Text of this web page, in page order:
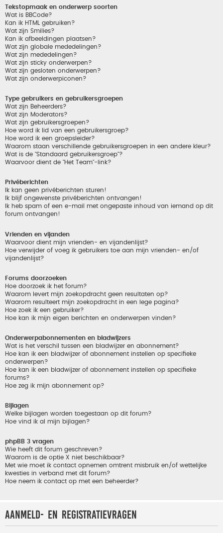
Tekstopmaak en onderwerp soorten
Wat is BBCode?
Kan ik HTML gebruiken?
Wat zijn Smilies?
Kan ik afbeeldingen plaatsen?
Wat zijn globale mededelingen?
Wat zijn mededelingen?
Wat zijn sticky onderwerpen?
Wat zijn gesloten onderwerpen?
Wat zijn onderwerpiconen?
Type gebruikers en gebruikersgroepen
Wat zijn Beheerders?
Wat zijn Moderators?
Wat zijn gebruikersgroepen?
Hoe word ik lid van een gebruikersgroep?
Hoe word ik een groepsleider?
Waarom staan verschillende gebruikersgroepen in een andere kleur?
Wat is de "Standaard gebruikersgroep"?
Waarvoor dient de "Het Team"-link?
Privéberichten
Ik kan geen privéberichten sturen!
Ik blijf ongewenste privéberichten ontvangen!
Ik heb spam of een e-mail met ongepaste inhoud van iemand op dit
forum ontvangen!
Vrienden en vijanden
Waarvoor dient mijn vrienden- en vijandenlijst?
Hoe verwijder of voeg ik gebruikers toe aan mijn vrienden- en/of
vijandenlijst?
Forums doorzoeken
Hoe doorzoek ik het forum?
Waarom levert mijn zoekopdracht geen resultaten op?
Waarom resulteert mijn zoekopdracht in een lege pagina?
Hoe zoek ik een gebruiker?
Hoe kan ik mijn eigen berichten en onderwerpen vinden?
Onderwerpabonnementen en bladwijzers
Wat is het verschil tussen een bladwijzer en abonnement?
Hoe kan ik een bladwijzer of abonnement instellen op specifieke
onderwerpen?
Hoe kan ik een bladwijzer of abonnement instellen op specifieke
forums?
Hoe zeg ik mijn abonnement op?
Bijlagen
Welke bijlagen worden toegestaan op dit forum?
Hoe vind ik al mijn bijlagen?
phpBB 3 vragen
Wie heeft dit forum geschreven?
Waarom is de optie X niet beschikbaar?
Met wie moet ik contact opnemen omtrent misbruik en/of wettelijke
kwesties in verband met dit forum?
Hoe neem ik contact op met een beheerder?
Aanmeld- en registratievragen